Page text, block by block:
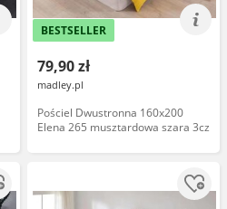
BESTSELLER
79,90 zł
madley.pl
Pościel Dwustronna 160x200
Elena 265 musztardowa szara 3cz